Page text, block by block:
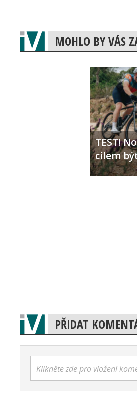
MOHLO BY VÁS
TEST!
cílem
PŘIDAT
Klikněte zde pro vložení